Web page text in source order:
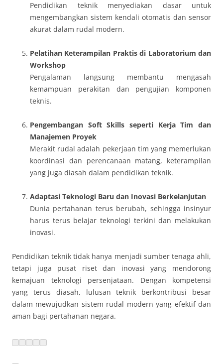
Pendidikan teknik menyediakan dasar untuk
mengembangkan sistem kendali otomatis dan sensor
akurat dalam rudal modern.
Pelatihan Keterampilan Praktis di Laboratorium dan
Workshop
Pengalaman langsung membantu mengasah
kemampuan perakitan dan pengujian komponen
teknis.
Pengembangan Soft Skills seperti Kerja Tim dan
Manajemen Proyek
Merakit rudal adalah pekerjaan tim yang memerlukan
koordinasi dan perencanaan matang, keterampilan
yang juga diasah dalam pendidikan teknik.
Adaptasi Teknologi Baru dan Inovasi Berkelanjutan
Dunia pertahanan terus berubah, sehingga insinyur
harus terus belajar teknologi terkini dan melakukan
inovasi.
Pendidikan teknik tidak hanya menjadi sumber tenaga ahli,
tetapi juga pusat riset dan inovasi yang mendorong
kemajuan teknologi persenjataan. Dengan kompetensi
yang terus diasah, lulusan teknik berkontribusi besar
dalam mewujudkan sistem rudal modern yang efektif dan
aman bagi pertahanan negara.